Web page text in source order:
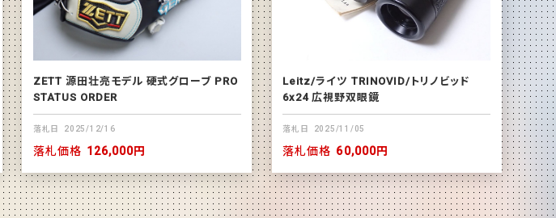
ZETT 源田壮亮モデル 硬式グローブ PRO
STATUS ORDER
落札日 2025/12/16
落札価格 126,000円
Leitz/ライツ TRINOVID/トリノビッド
6x24 広視野双眼鏡
落札日 2025/11/05
落札価格 60,000円